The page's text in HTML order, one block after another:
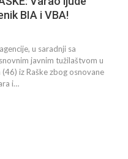
BIA i VBA!
u saradnji sa
javnim tužilaštvom u
iz Raške zbog osnovane
i…